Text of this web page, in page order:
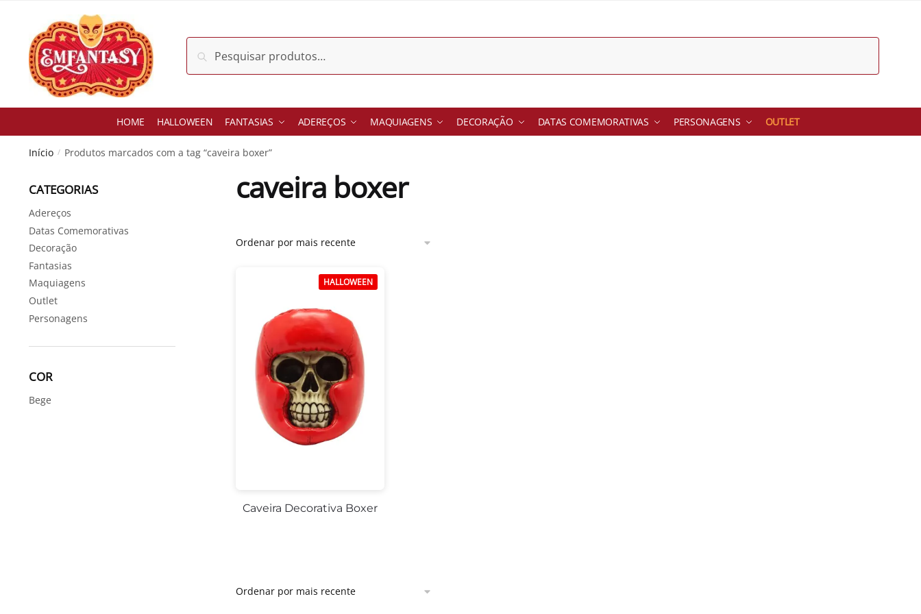
navigation
content
Pesquisar
por:
Pesquisar
HOME HALLOWEEN FANTASIAS ADEREÇOS MAQUIAGENS DECORAÇÃO DATAS COMEMORATIVAS PERSONAGENS OUTLET
Início / Produtos marcados com a tag “caveira boxer”
caveira boxer
HALLOWEEN
Caveira Decorativa Boxer
CATEGORIAS
Adereços
Datas Comemorativas
Decoração
Fantasias
Maquiagens
Outlet
Personagens
COR
Bege